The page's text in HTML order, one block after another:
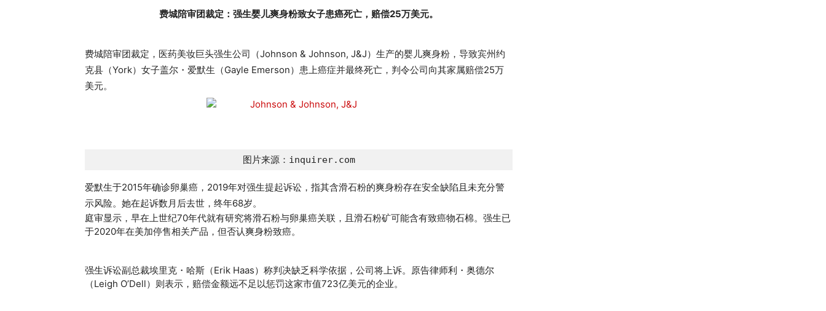
费城陪审团裁定：强生婴儿爽身粉致女子患癌死亡，赔偿25万美元。
费城陪审团裁定，医药美妆巨头强生公司（Johnson & Johnson, J&J）生产的婴儿爽身粉，导致宾州约
克县（York）女子盖尔・爱默生（Gayle Emerson）患上癌症并最终死亡，判令公司向其家属赔偿25万
美元。
图片来源：inquirer.com
爱默生于2015年确诊卵巢癌，2019年对强生提起诉讼，指其含滑石粉的爽身粉存在安全缺陷且未充分警
示风险。她在起诉数月后去世，终年68岁。
庭审显示，早在上世纪70年代就有研究将滑石粉与卵巢癌关联，且滑石粉矿可能含有致癌物石棉。强生已
于2020年在美加停售相关产品，但否认爽身粉致癌。
强生诉讼副总裁埃里克・哈斯（Erik Haas）称判决缺乏科学依据，公司将上诉。原告律师利・奥德尔
（Leigh O’Dell）则表示，赔偿金额远不足以惩罚这家市值723亿美元的企业。